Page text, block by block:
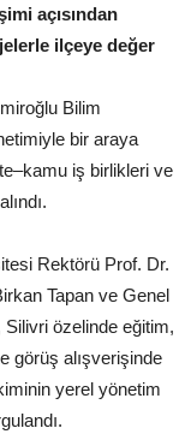
açısından
ilçeye değer
Bilim
bir araya
iş birlikleri ve
Rektörü Prof. Dr.
Tapan ve Genel
özelinde eğitim,
görüş alışverişinde
yerel yönetim